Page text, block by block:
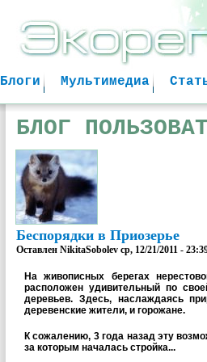
Мультимедиа
Блоги
БЛОГ
Беспорядки в Приозерье
Оставлен NikitaSobolev ср, 12/21/2011 -
На живописных берегах
расположен удивительный по
деревьев. Здесь, наслаждаясь
деревенские жители, и горожане.
К сожалению, 3 года назад эту
за которым началась стройка...